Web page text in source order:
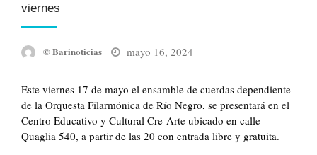
viernes
© Barinoticias
Posted
mayo 16, 2024
Este viernes 17 de mayo el ensamble de cuerdas dependiente
de la Orquesta Filarmónica de Río Negro, se presentará en el
Centro Educativo y Cultural Cre-Arte ubicado en calle
Quaglia 540, a partir de las 20 con entrada libre y gratuita.